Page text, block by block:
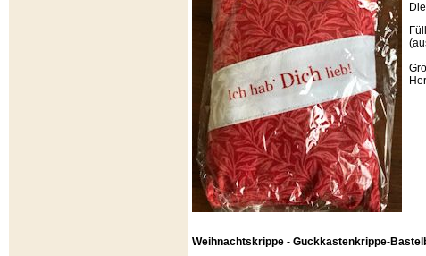
Weihnachtskrippe - Guckkastenkrippe-